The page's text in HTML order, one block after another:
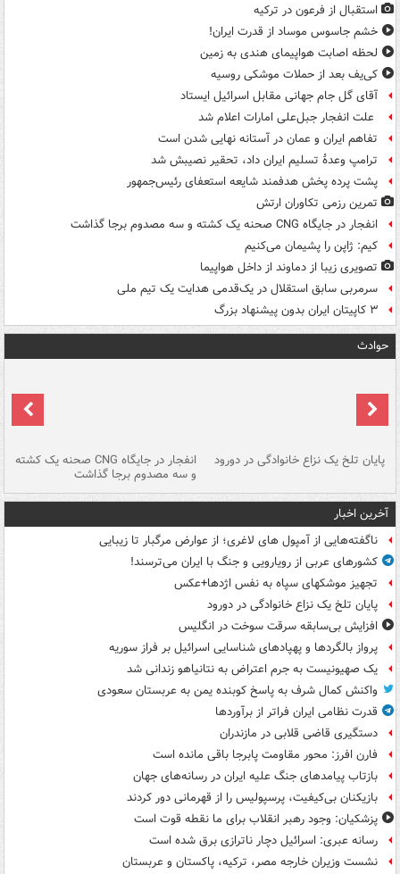
استقبال از فرعون در ترکیه
خشم جاسوس موساد از قدرت ایران!
لحظه اصابت هواپیمای هندی به زمین
کی‌یف بعد از حملات موشکی روسیه
آقای گل جام جهانی مقابل اسرائیل ایستاد
علت انفجار جبل‌علی امارات اعلام شد
تفاهم ایران و عمان در آستانه نهایی شدن است
ترامپ وعدۀ تسلیم ایران داد، تحقیر نصیبش شد
پشت پرده پخش هدفمند شایعه استعفای رئیس‌جمهور
تمرین رزمی تکاوران ارتش
انفجار در جایگاه CNG صحنه یک کشته و سه مصدوم برجا گذاشت
کیم: ژاپن را پشیمان می‌کنیم
تصویری زیبا از دماوند از داخل هواپیما
سرمربی سابق استقلال در یک‌قدمی هدایت یک تیم ملی
۳ کاپیتان ایران بدون پیشنهاد بزرگ
حوادث
پایان تلخ یک نزاع خانوادگی در دورود انفجار در جایگاه CNG صحنه یک کشته
و سه مصدوم برجا گذاشت
آخرین اخبار
ناگفته‌هایی از آمپول های لاغری؛ از عوارض مرگبار تا زیبایی
کشورهای عربی از رویارویی و جنگ با ایران می‌ترسند!
تجهیز موشکهای سپاه به نفس اژدها+عکس
پایان تلخ یک نزاع خانوادگی در دورود
افزایش بی‌سابقه سرقت سوخت در انگلیس
پرواز بالگردها و پهپادهای شناسایی اسرائیل بر فراز سوریه
یک صهیونیست به جرم اعتراض به نتانیاهو زندانی شد
واکنش کمال شرف به پاسخ کوبنده یمن به عربستان سعودی
قدرت نظامی ایران فراتر از برآوردها
دستگیری قاضی قلابی در مازندران
فارن افرز: محور مقاومت پابرجا باقی مانده است
بازتاب پیامدهای جنگ علیه ایران در رسانه‌های جهان
بازیکنان بی‌کیفیت، پرسپولیس را از قهرمانی دور کردند
پزشکیان: وجود رهبر انقلاب برای ما نقطه قوت است
رسانه عبری: اسرائیل دچار ناترازی برق شده است
نشست وزیران خارجه مصر، ترکیه، پاکستان و عربستان